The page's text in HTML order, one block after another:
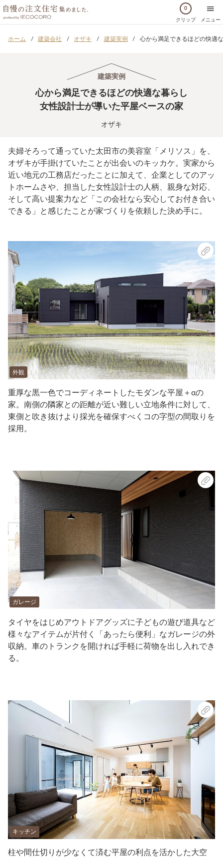
0
クリップ メニュー
ホーム 建築会社 オザキ 建築実例 心から満足できるほどの快適
建築実例
心から満足できるほどの快適な暮らし
女性設計士が導いた平屋ベースの家
オザキ
夫婦そろって通っていた太田市の美容室「メリソス」を、
オザキが手掛けていたことが出会いのキッカケ。実家から
近い地元の工務店だったことに加えて、企業としてのアッ
トホームさや、担当した女性設計士の人柄、親身な対応、
そして高い提案力など「この会社なら安心してお付き合い
できる」と感じたことが家づくりを依頼した決め手に。
外観
重厚な黒一色でコーディネートしたモダンな平屋＋αの
家。南側の隣家との距離が近い難しい立地条件に対して、
東側と吹き抜けより採光を確保すべくコの字型の間取りを
採用。
ガレージ
タイヤをはじめアウトドアグッズに子どもの遊び道具など
様々なアイテムが片付く「あったら便利」なガレージの外
収納。車のトランクを開ければ手軽に荷物を出し入れでき
る。
キッチン
柱や間仕切りが少なくて済む平屋の利点を活かした大空